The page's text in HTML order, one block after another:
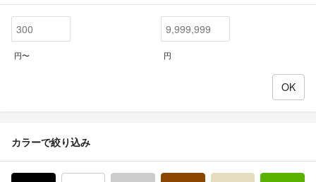
円〜 円
カラーで絞り込み